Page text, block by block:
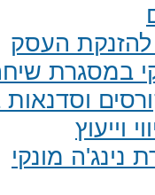
להזנקת העסק
במסגרת
וסדנאות
וייעוץ
נינג'ה מונקי